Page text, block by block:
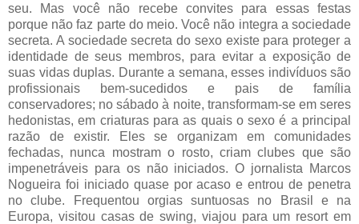
seu. Mas você não recebe convites para essas festas
porque não faz parte do meio. Você não integra a sociedade
secreta. A sociedade secreta do sexo existe para proteger a
identidade de seus membros, para evitar a exposição de
suas vidas duplas. Durante a semana, esses indivíduos são
profissionais bem-sucedidos e pais de família
conservadores; no sábado à noite, transformam-se em seres
hedonistas, em criaturas para as quais o sexo é a principal
razão de existir. Eles se organizam em comunidades
fechadas, nunca mostram o rosto, criam clubes que são
impenetráveis para os não iniciados. O jornalista Marcos
Nogueira foi iniciado quase por acaso e entrou de penetra
no clube. Frequentou orgias suntuosas no Brasil e na
Europa, visitou casas de swing, viajou para um resort em